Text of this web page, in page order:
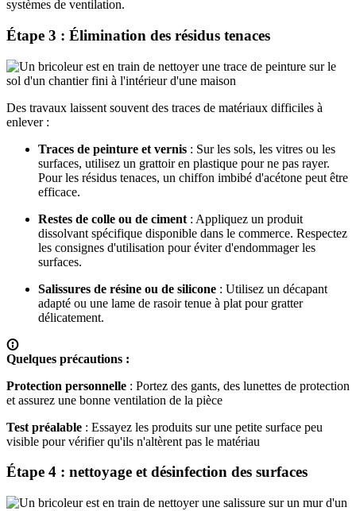
systèmes de ventilation.
Étape 3 : Élimination des résidus tenaces
Des travaux laissent souvent des traces de matériaux difficiles à
enlever :
Traces de peinture et vernis : Sur les sols, les vitres ou les
surfaces, utilisez un grattoir en plastique pour ne pas rayer.
Pour les résidus tenaces, un chiffon imbibé d'acétone peut être
efficace.
Restes de colle ou de ciment : Appliquez un produit
dissolvant spécifique disponible dans le commerce. Respectez
les consignes d'utilisation pour éviter d'endommager les
surfaces.
Salissures de résine ou de silicone : Utilisez un décapant
adapté ou une lame de rasoir tenue à plat pour gratter
délicatement.
Quelques précautions :
Protection personnelle : Portez des gants, des lunettes de protection
et assurez une bonne ventilation de la pièce
Test préalable : Essayez les produits sur une petite surface peu
visible pour vérifier qu'ils n'altèrent pas le matériau
Étape 4 : nettoyage et désinfection des surfaces